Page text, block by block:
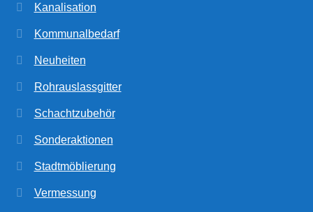
Kanalisation
Kommunalbedarf
Neuheiten
Rohrauslassgitter
Schachtzubehör
Sonderaktionen
Stadtmöblierung
Vermessung